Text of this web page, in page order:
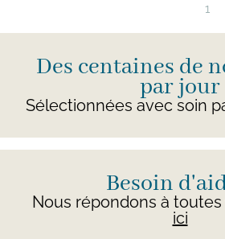
1
Des centaines de
par jour
Sélectionnées avec soin
Besoin
Nous répondons à
ici